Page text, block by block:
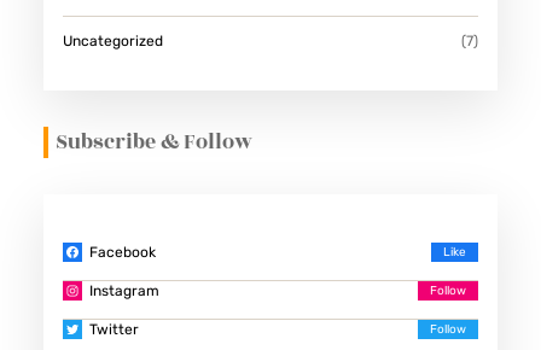
Uncategorized (7)
Subscribe & Follow
Facebook
Instagram
Twitter